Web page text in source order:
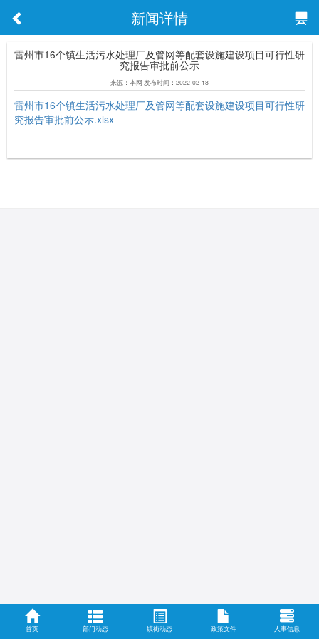
新闻详情
雷州市16个镇生活污水处理厂及管网等配套设施建设项目可行性研
究报告审批前公示
来源：本网 发布时间：2022-02-18
雷州市16个镇生活污水处理厂及管网等配套设施建设项目可行性研
究报告审批前公示.xlsx
首页 部门动态 镇街动态 政策文件 人事信息